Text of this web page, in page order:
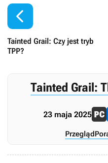

Tainted Grail: Czy jest tryb
TPP?
Tainted Grail:
23 maja 2025
Przegląd